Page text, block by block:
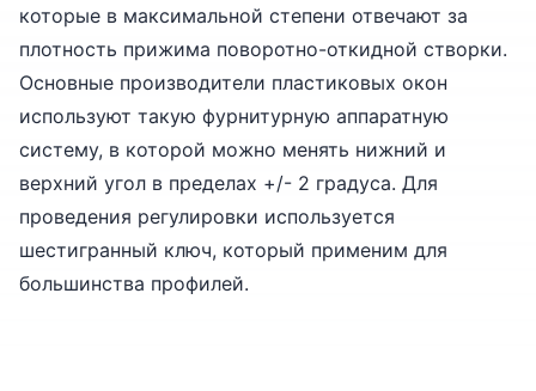
которые в максимальной степени отвечают за
плотность прижима поворотно-откидной створки.
Основные производители пластиковых окон
используют такую фурнитурную аппаратную
систему, в которой можно менять нижний и
верхний угол в пределах +/- 2 градуса. Для
проведения регулировки используется
шестигранный ключ, который применим для
большинства профилей.